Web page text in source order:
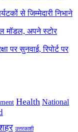
से जिम्मेदारी निभाने
मॉडल, अपने स्टोर
पर सुनवाई, रिपोर्ट पर
Health National
उत्तरकाशी